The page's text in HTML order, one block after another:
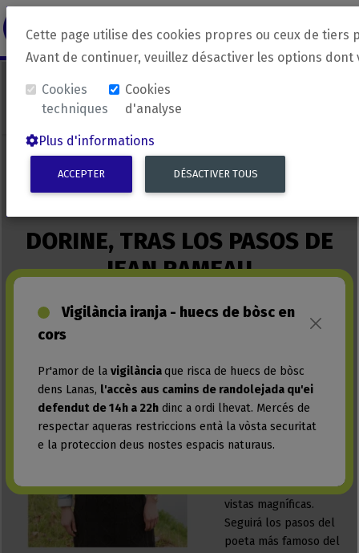
revirada Langue source Langue
Cette page utilise des cookies propres ou ceux de
Avant de continuer, veuillez désactiver les options dont
Cookies
techniques
Cookies
d'analyse
Plus d'informations
ACCEPTER DÉSACTIVER TOUS